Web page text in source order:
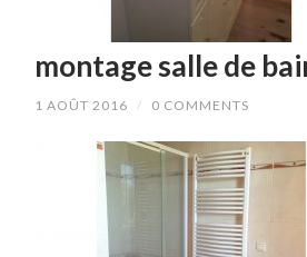
montage salle de
1 AOÛT 2016 / 0 COMMENTS